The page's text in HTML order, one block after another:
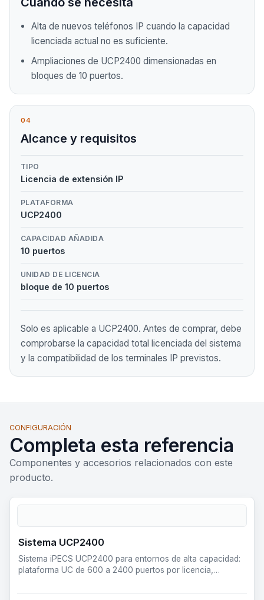
Alta de nuevos teléfonos IP cuando la capacidad
licenciada actual no es suficiente.
Ampliaciones de UCP2400 dimensionadas en
bloques de 10 puertos.
04
Alcance y requisitos
TIPO
Licencia de extensión IP
PLATAFORMA
UCP2400
CAPACIDAD AÑADIDA
10 puertos
UNIDAD DE LICENCIA
bloque de 10 puertos
Solo es aplicable a UCP2400. Antes de comprar, debe
comprobarse la capacidad total licenciada del sistema
y la compatibilidad de los terminales IP previstos.
CONFIGURACIÓN
Completa esta referencia
Componentes y accesorios relacionados con este
producto.
Sistema UCP2400
Sistema iPECS UCP2400 para entornos de alta capacidad:
plataforma UC de 600 a 2400 puertos por licencia,